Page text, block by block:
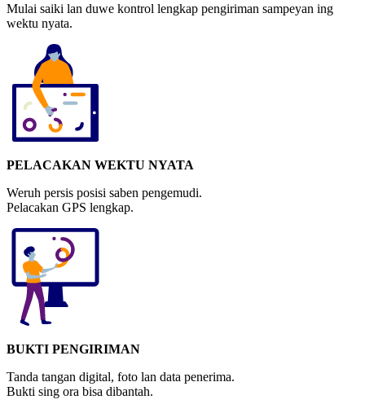
Mulai saiki lan duwe kontrol lengkap pengiriman sampeyan ing
wektu nyata.
PELACAKAN WEKTU NYATA
Weruh persis posisi saben pengemudi.
Pelacakan GPS lengkap.
BUKTI PENGIRIMAN
Tanda tangan digital, foto lan data penerima.
Bukti sing ora bisa dibantah.